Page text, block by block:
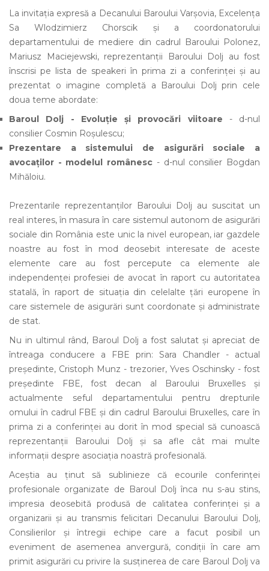
La invitația expresă a Decanului Baroului Varșovia, Excelența
Sa Wlodzimierz Chorscik și a coordonatorului
departamentului de mediere din cadrul Baroului Polonez,
Mariusz Maciejewski, reprezentanții Baroului Dolj au fost
înscrisi pe lista de speakeri în prima zi a conferinței și au
prezentat o imagine completă a Baroului Dolj prin cele
doua teme abordate:
Baroul Dolj - Evoluție și provocări viitoare - d-nul
consilier Cosmin Roșulescu;
Prezentare a sistemului de asigurări sociale a
avocaților - modelul românesc - d-nul consilier Bogdan
Mihăloiu.
Prezentarile reprezentanților Baroului Dolj au suscitat un
real interes, în masura în care sistemul autonom de asigurări
sociale din România este unic la nivel european, iar gazdele
noastre au fost în mod deosebit interesate de aceste
elemente care au fost percepute ca elemente ale
independenței profesiei de avocat în raport cu autoritatea
statală, în raport de situația din celelalte țări europene în
care sistemele de asigurări sunt coordonate și administrate
de stat.
Nu in ultimul rând, Baroul Dolj a fost salutat și apreciat de
întreaga conducere a FBE prin: Sara Chandler - actual
președinte, Cristoph Munz - trezorier, Yves Oschinsky - fost
președinte FBE, fost decan al Baroului Bruxelles și
actualmente seful departamentului pentru drepturile
omului în cadrul FBE și din cadrul Baroului Bruxelles, care în
prima zi a conferinței au dorit în mod special să cunoască
reprezentanții Baroului Dolj și sa afle cât mai multe
informații despre asociația noastră profesională.
Aceștia au ținut să sublinieze că ecourile conferinței
profesionale organizate de Baroul Dolj înca nu s-au stins,
impresia deosebită produsă de calitatea conferinței și a
organizarii și au transmis felicitari Decanului Baroului Dolj,
Consilierilor și întregii echipe care a facut posibil un
eveniment de asemenea anvergură, condiții în care am
primit asigurări cu privire la susținerea de care Baroul Dolj va